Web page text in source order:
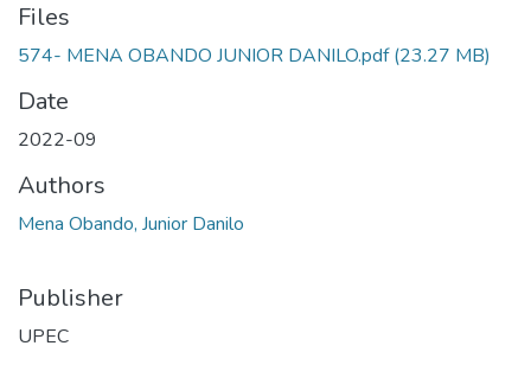
Files
574- MENA OBANDO JUNIOR DANILO.pdf(23.27 MB)
Date
2022-09
Authors
Mena Obando, Junior Danilo
Publisher
UPEC